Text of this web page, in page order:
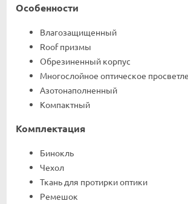
Особенности
Влагозащищенный
Roof призмы
Обрезиненный корпус
Многослойное оптическое
Азотонаполненный
Компактный
Комплектация
Бинокль
Чехол
Ткань для протирки оптики
Ремешок